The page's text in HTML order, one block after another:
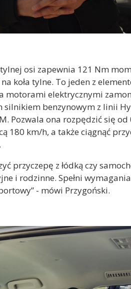
osi zapewnia 121 Nm
koła tylne. To jeden z
motorami elektrycznymi
benzynowym z linii
Pozwala ona rozpędzić się
180 km/h, a także ciągnąć
przyczepę z łódką czy
i rodzinne. Spełni
- mówi Przygoński.